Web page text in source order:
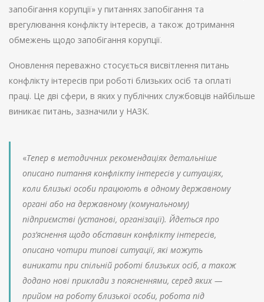
запобігання корупції» у питаннях запобігання та
врегулювання конфлікту інтересів, а також дотримання
обмежень щодо запобігання корупції.
Оновлення переважно стосується висвітлення питань
конфлікту інтересів при роботі близьких осіб та оплаті
праці. Це дві сфери, в яких у публічних службовців найбільше
виникає питань, зазначили у НАЗК.
«Тепер в методичних рекомендаціях детальніше
описано питання конфлікту інтересів у ситуаціях,
коли близькі особи працюють в одному державному
органі або на державному (комунальному)
підприємстві (установі, організації). Йдеться про
роз’яснення щодо обставин конфлікту інтересів,
описано чотири типові ситуації, які можуть
виникати при спільній роботі близьких осіб, а також
додано нові приклади з поясненнями, серед яких —
прийом на роботу близької особи, робота під